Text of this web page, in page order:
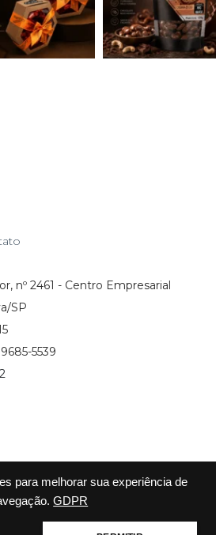
para melhorar sua experiência de
GDPR
nº 2461 - Centro Empresarial
SP
5539